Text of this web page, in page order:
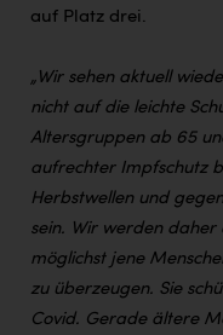
Dopgas
kunden basics
auf Platz drei.
„Wir sehen aktuell
nicht auf die leichte
Altersgruppen ab 65
aufrechter Impfschutz
Herbstwellen und
sein. Wir werden daher
möglichst jene
zu überzeugen. Sie
Covid. Gerade ältere